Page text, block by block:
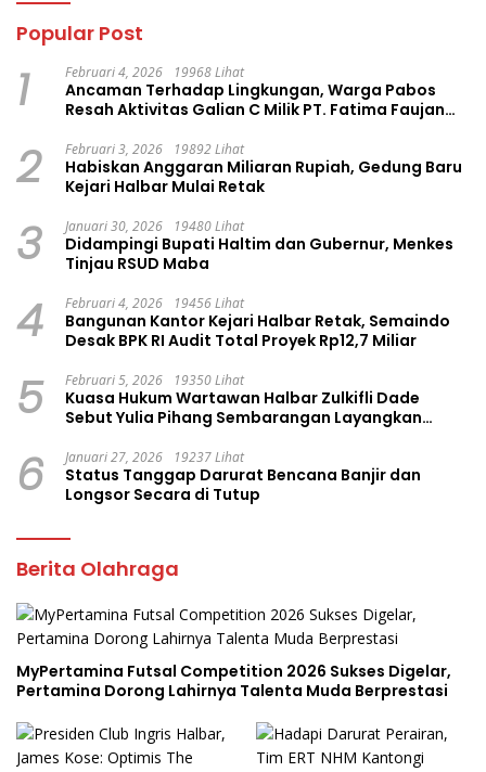
Popular Post
1 Februari 4, 2026 19968 Lihat
Ancaman Terhadap Lingkungan, Warga Pabos
Resah Aktivitas Galian C Milik PT. Fatima Faujan
2 Februari 3, 2026 19892 Lihat
Habiskan Anggaran Miliaran Rupiah, Gedung Baru
Kejari Halbar Mulai Retak
3 Januari 30, 2026 19480 Lihat
Didampingi Bupati Haltim dan Gubernur, Menkes
Tinjau RSUD Maba
4 Februari 4, 2026 19456 Lihat
Bangunan Kantor Kejari Halbar Retak, Semaindo
Desak BPK RI Audit Total Proyek Rp12,7 Miliar
5 Februari 5, 2026 19350 Lihat
Kuasa Hukum Wartawan Halbar Zulkifli Dade
Sebut Yulia Pihang Sembarangan Layangkan
6 Januari 27, 2026 19237 Lihat
Status Tanggap Darurat Bencana Banjir dan
Longsor Secara di Tutup
Berita Olahraga
MyPertamina Futsal Competition 2026 Sukses Digelar,
Pertamina Dorong Lahirnya Talenta Muda Berprestasi